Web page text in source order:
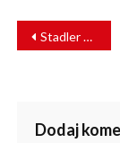
WPISU
Stadler dostarczył pierwszy tramwaj do duńskiego Odense
Dodaj